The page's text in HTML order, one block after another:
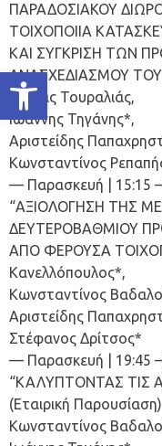
Ανοίξτε τη γραμμή εργαλείων
ΠΑΡΑΔΟΣΙΑΚΟΥ
ΤΟΙΧΟΠΟΙΙΑ
ΚΑΙ ΣΥΓΚΡΙΣΗ ΤΩΝ
ΑΝΑΣΧΕΔΙΑΣΜΟΥ ΤΟΥ
Θωμάς Τουραλιάς,
Ιωάννης Τηγάνης*,
Αριστείδης
Κωνσταντίνος
— Παρασκευή | 15:15
“ΑΞΙΟΛΟΓΗΣΗ ΤΗΣ
ΔΕΥΤΕΡΟΒΑΘΜΙΟΥ
ΑΠΟ ΦΕΡΟΥΣΑ
Κανελλόπουλος*,
Κωνσταντίνος
Αριστείδης
Στέφανος Δρίτσος*
— Παρασκευή | 19:45
“ΚΑΛΥΠΤΟΝΤΑΣ ΤΙΣ
(Εταιρική Παρουσίαση)
Κωνσταντίνος